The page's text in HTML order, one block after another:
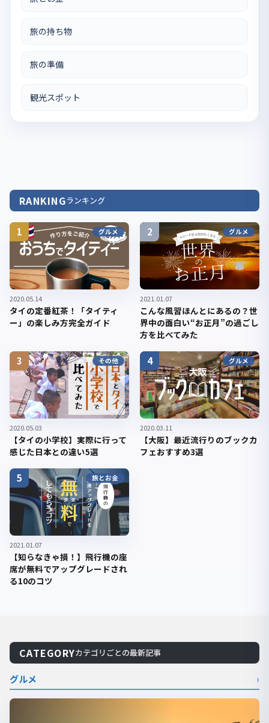
旅の持ち物
旅の準備
観光スポット
RANKINGランキング
1 グルメ
2020.05.14
タイの定番紅茶！「タイティ
ー」の楽しみ方完全ガイド
2 グルメ
2021.01.07
こんな風習ほんとにあるの？世
界中の面白い“お正月”の過ごし
方を比べてみた
3 その他
2020.05.03
【タイの小学校】実際に行って
感じた日本との違い5選
4 グルメ
2020.03.11
【大阪】最近流行りのブックカ
フェおすすめ3選
5 旅とお金
2021.01.07
【知らなきゃ損！】飛行機の座
席が無料でアップグレードされ
る10のコツ
CATEGORYカテゴリごとの最新記事
グルメ ›